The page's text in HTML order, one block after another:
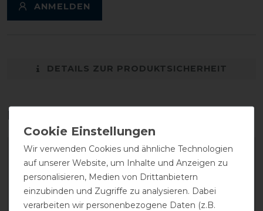
ANMELDEN
DETAILS ZUR PRODUKTSICHERHEIT
Das perfekte Zubehör für dich
Wir verwenden Cookies und ähnliche Technologien
auf unserer Website, um Inhalte und Anzeigen zu
personalisieren, Medien von Drittanbietern
einzubinden und Zugriffe zu analysieren. Dabei
verarbeiten wir personenbezogene Daten (z.B.